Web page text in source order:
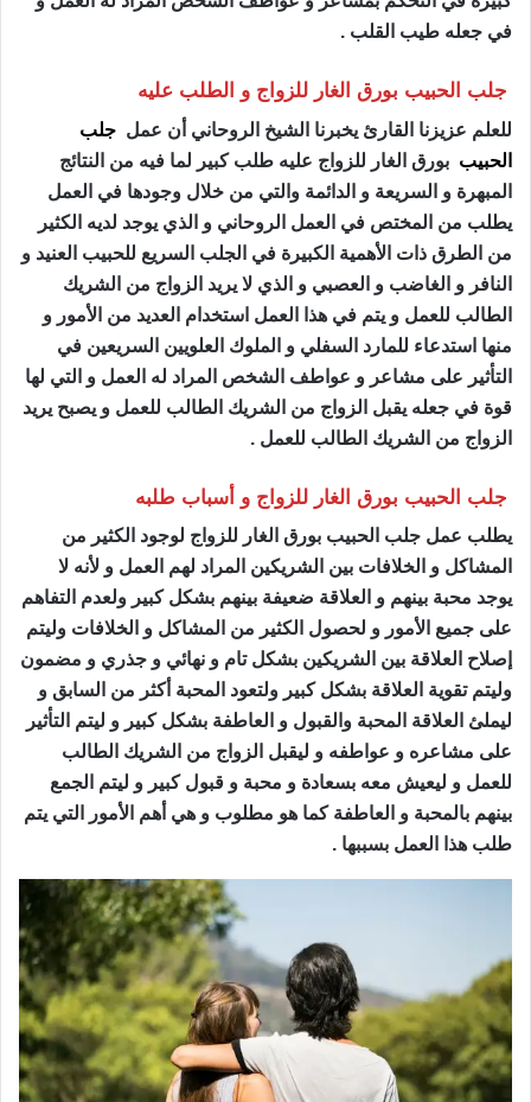
في جعله طيب القلب .
جلب الحبيب بورق الغار للزواج و الطلب عليه
للعلم عزيزنا القارئ يخبرنا الشيخ الروحاني أن عمل جلب
الحبيب بورق الغار للزواج عليه طلب كبير لما فيه من النتائج
المبهرة و السريعة و الدائمة والتي من خلال وجودها في العمل
يطلب من المختص في العمل الروحاني و الذي يوجد لديه الكثير
من الطرق ذات الأهمية الكبيرة في الجلب السريع للحبيب العنيد و
النافر و الغاضب و العصبي و الذي لا يريد الزواج من الشريك
الطالب للعمل و يتم في هذا العمل استخدام العديد من الأمور و
منها استدعاء للمارد السفلي و الملوك العلويين السريعين في
التأثير على مشاعر و عواطف الشخص المراد له العمل و التي لها
قوة في جعله يقبل الزواج من الشريك الطالب للعمل و يصبح يريد
الزواج من الشريك الطالب للعمل .
جلب الحبيب بورق الغار للزواج و أسباب طلبه
يطلب عمل جلب الحبيب بورق الغار للزواج لوجود الكثير من
المشاكل و الخلافات بين الشريكين المراد لهم العمل و لأنه لا
يوجد محبة بينهم و العلاقة ضعيفة بينهم بشكل كبير ولعدم التفاهم
على جميع الأمور و لحصول الكثير من المشاكل و الخلافات وليتم
إصلاح العلاقة بين الشريكين بشكل تام و نهائي و جذري و مضمون
وليتم تقوية العلاقة بشكل كبير ولتعود المحبة أكثر من السابق و
ليملئ العلاقة المحبة والقبول و العاطفة بشكل كبير و ليتم التأثير
على مشاعره و عواطفه و ليقبل الزواج من الشريك الطالب
للعمل و ليعيش معه بسعادة و محبة و قبول كبير و ليتم الجمع
بينهم بالمحبة و العاطفة كما هو مطلوب و هي أهم الأمور التي يتم
طلب هذا العمل بسببها .